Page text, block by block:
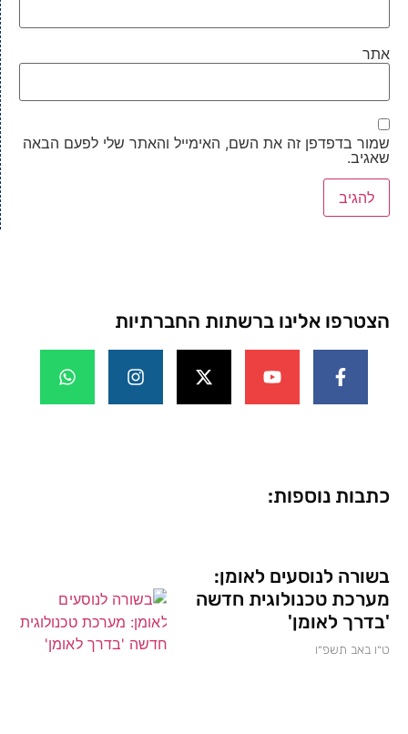
אתר
שמור בדפדפן זה את השם, האימייל והאתר שלי לפעם הבאה
שאגיב.
הצטרפו אלינו ברשתות החברתיות
כתבות נוספות:
בשורה לנוסעים לאומן:
מערכת טכנולוגית חדשה
'בדרך לאומן'
ט״ו באב תשפ״ו